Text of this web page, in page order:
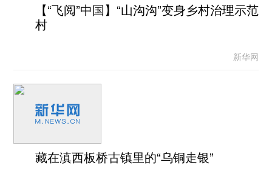
【“飞阅”中国】“山沟沟”变身乡村治理示范
村
新华网
藏在滇西板桥古镇里的“乌铜走银”